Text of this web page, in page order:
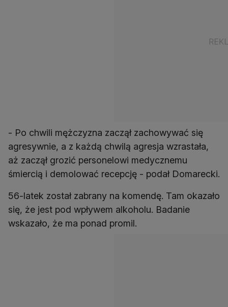
- Po chwili mężczyzna zaczął zachowywać się
agresywnie, a z każdą chwilą agresja wzrastała,
aż zaczął grozić personelowi medycznemu
śmiercią i demolować recepcję - podał Domarecki.
56-latek został zabrany na komendę. Tam okazało
się, że jest pod wpływem alkoholu. Badanie
wskazało, że ma ponad promil.